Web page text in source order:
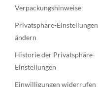
Verpackungshinweise
Privatsphäre-Einstellungen
ändern
Historie der Privatsphäre-
Einstellungen
Einwilligungen widerrufen